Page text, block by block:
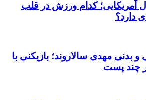
آمریکایی؛ کدام ورزش در قلب
دارد؟
بدنی مهدی سالاروند؛ بازیکنی با
چند پست